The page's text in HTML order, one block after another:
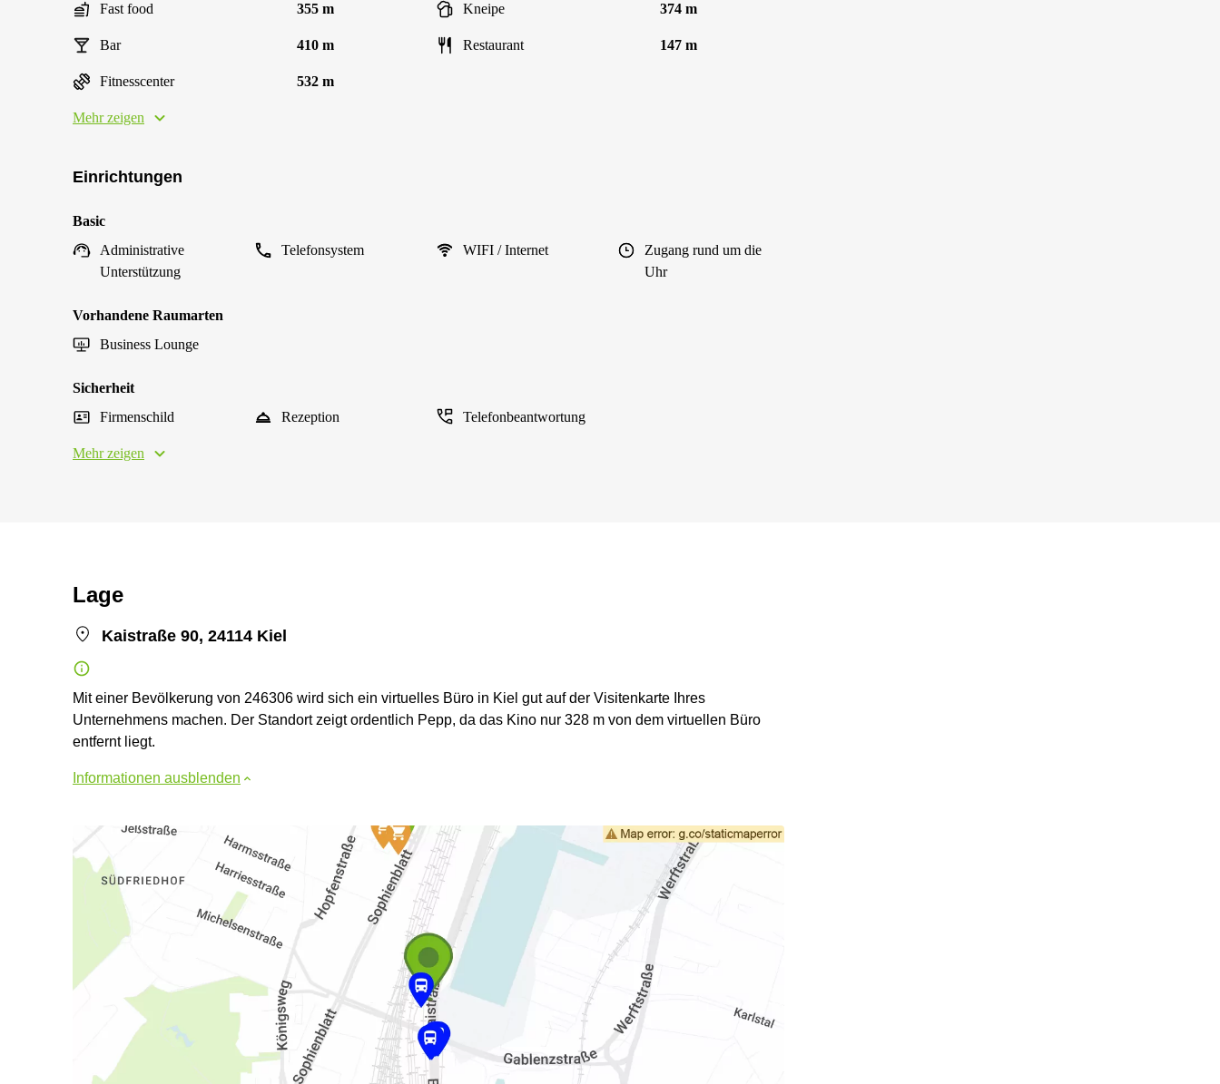
Fast food 355 m Kneipe 374 m
Bar 410 m Restaurant 147 m
Fitnesscenter 532 m
Mehr zeigen
Einrichtungen
Basic
Administrative
Unterstützung
Telefonsystem WIFI / Internet
Zugang rund um die
Uhr
Vorhandene Raumarten
Business Lounge
Sicherheit
Firmenschild
Rezeption Telefonbeantwortung
Mehr zeigen
Lage
Kaistraße 90, 24114 Kiel
Mit einer Bevölkerung von 246306 wird sich ein virtuelles Büro in Kiel gut auf der Visitenkarte Ihres
Unternehmens machen. Der Standort zeigt ordentlich Pepp, da das Kino nur 328 m von dem virtuellen Büro
entfernt liegt.
Informationen ausblenden